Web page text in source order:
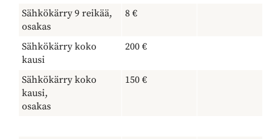
Sähkökärry 9 reikää,
osakas
8 €
Sähkökärry koko
kausi
200 €
Sähkökärry koko
kausi,
osakas
150 €